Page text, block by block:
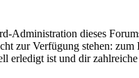
dieses
zur Verfügung stehen:
erledigt ist und dir